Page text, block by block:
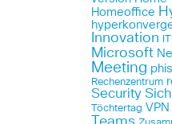
Homeoffice
Innovation
Microsoft
Meeting
Rechenzentrum
Security
Töchtertag VPN